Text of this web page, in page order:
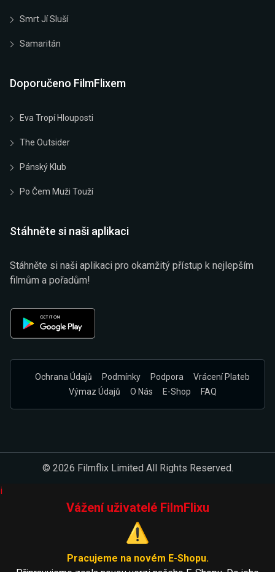
Smrt Jí Sluší
Samaritán
Doporučeno FilmFlixem
Eva Tropí Hlouposti
The Outsider
Pánský Klub
Po Čem Muži Touží
Stáhněte si naši aplikaci
Stáhněte si naši aplikaci pro okamžitý přístup k nejlepším
filmům a pořadům!
Ochrana Údajů Podmínky Podpora
Vrácení Plateb
Výmaz Údajů
O Nás E-Shop FAQ
© 2026 Filmflix Limited All Rights Reserved.
i
Vážení uživatelé FilmFlixu
⚠️
Pracujeme na novém E-Shopu.